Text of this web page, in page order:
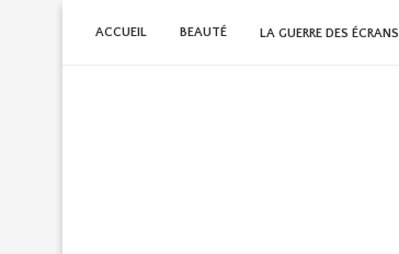
ACCUEIL BEAUTÉ LA GUERRE DES ÉCRANS